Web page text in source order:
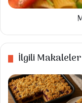
İlgili Makaleler